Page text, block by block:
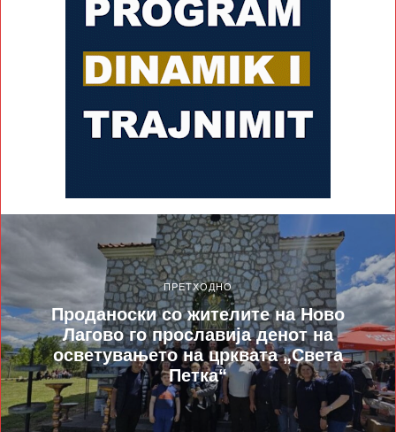
ПРЕТХОДНО
Проданоски со жителите на Ново
Лагово го прославија денот на
осветувањето на црквата „Света
Петка“